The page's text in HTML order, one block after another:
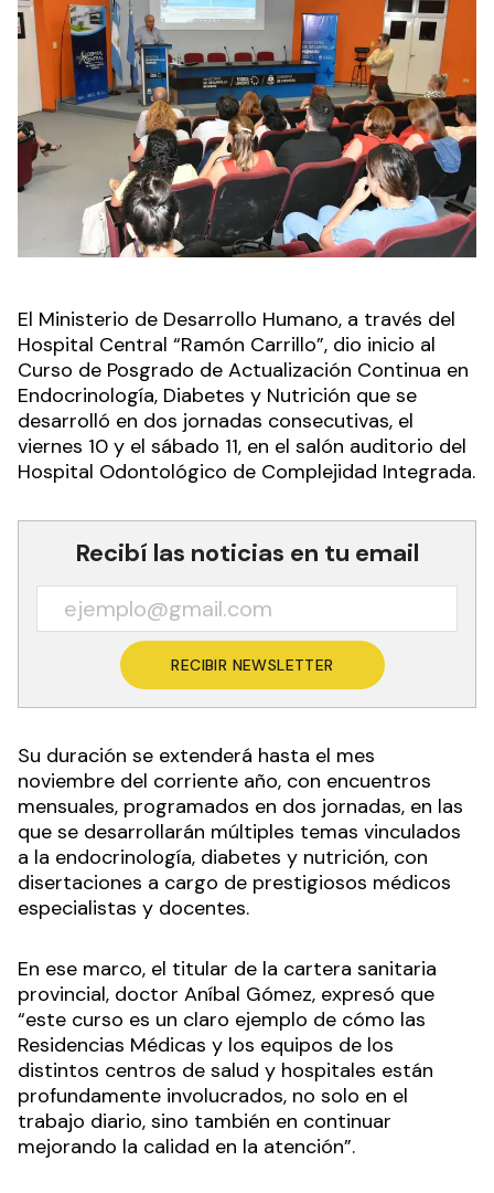
El Ministerio de Desarrollo Humano, a través del
Hospital Central “Ramón Carrillo”, dio inicio al
Curso de Posgrado de Actualización Continua en
Endocrinología, Diabetes y Nutrición que se
desarrolló en dos jornadas consecutivas, el
viernes 10 y el sábado 11, en el salón auditorio del
Hospital Odontológico de Complejidad Integrada.
Recibí las noticias en tu email
RECIBIR NEWSLETTER
Su duración se extenderá hasta el mes
noviembre del corriente año, con encuentros
mensuales, programados en dos jornadas, en las
que se desarrollarán múltiples temas vinculados
a la endocrinología, diabetes y nutrición, con
disertaciones a cargo de prestigiosos médicos
especialistas y docentes.
En ese marco, el titular de la cartera sanitaria
provincial, doctor Aníbal Gómez, expresó que
“este curso es un claro ejemplo de cómo las
Residencias Médicas y los equipos de los
distintos centros de salud y hospitales están
profundamente involucrados, no solo en el
trabajo diario, sino también en continuar
mejorando la calidad en la atención”.